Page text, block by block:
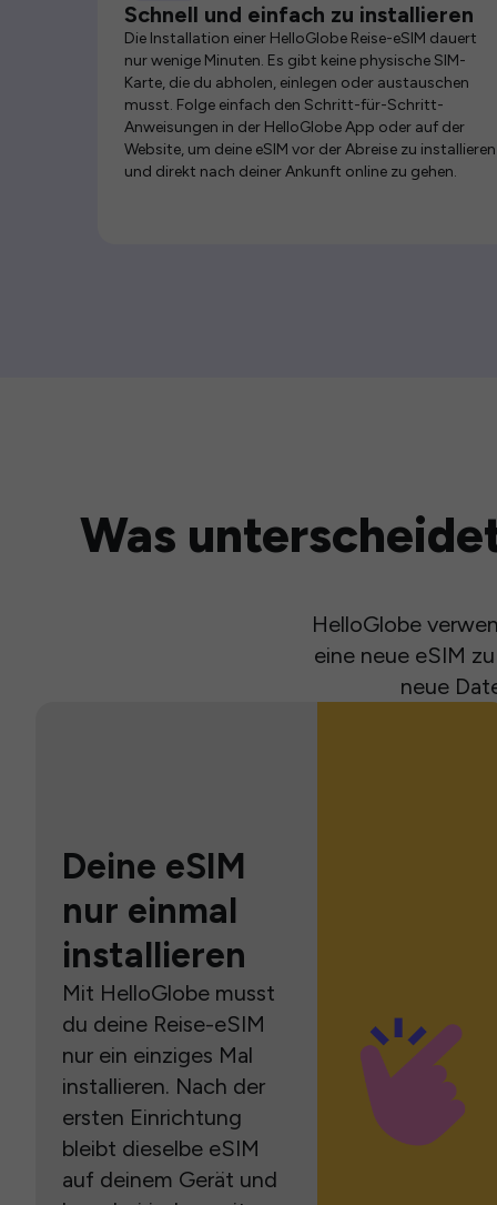
Schnell und einfach zu installieren
Die Installation einer HelloGlobe Reise-eSIM dauert
nur wenige Minuten. Es gibt keine physische SIM-
Karte, die du abholen, einlegen oder austauschen
musst. Folge einfach den Schritt-für-Schritt-
Anweisungen in der HelloGlobe App oder auf der
Website, um deine eSIM vor der Abreise zu installieren
und direkt nach deiner Ankunft online zu gehen.
Was
HelloGlobe
eine neue eSIM
neue
Deine eSIM
nur einmal
installieren
Mit HelloGlobe musst
du deine Reise-eSIM
nur ein einziges Mal
installieren. Nach der
ersten Einrichtung
bleibt dieselbe eSIM
auf deinem Gerät und